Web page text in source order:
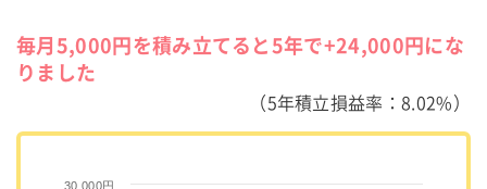
毎月5,000円を積み立てると5年で+24,000円にな
りました
（5年積立損益率：8.02%）
30,000円